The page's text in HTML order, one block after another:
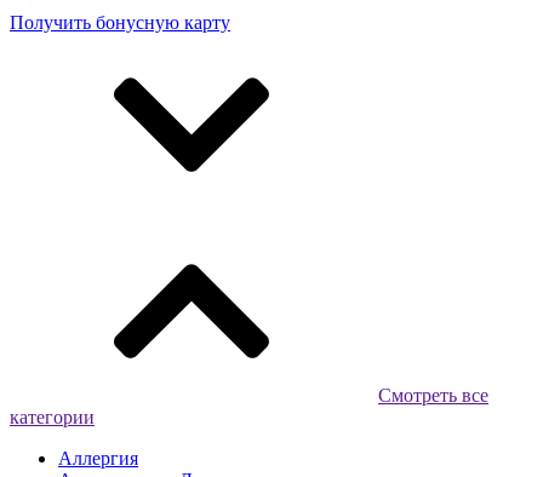
Получить бонусную карту
Смотреть все
категории
Аллергия